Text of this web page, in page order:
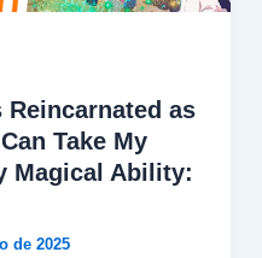
Reincarnated as
Take My
Magical Ability:
de 2025